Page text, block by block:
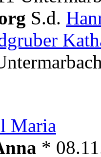
S.d.
Maria
*